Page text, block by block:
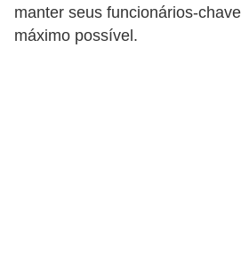
manter seus funcionários-
máximo possível.